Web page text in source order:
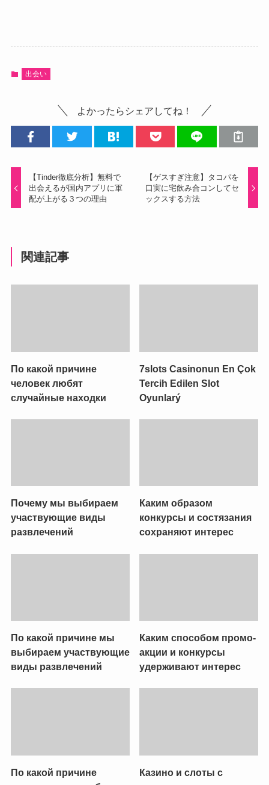
出会い
よかったらシェアしてね！
【Tinder徹底分析】無料で
出会えるが国内アプリに軍
配が上がる３つの理由
【ゲスすぎ注意】タコパを
口実に宅飲み合コンしてセ
ックスする方法
関連記事
По какой причине
человек любят
случайные находки
7slots Casinonun En Çok
Tercih Edilen Slot
Oyunlarý
Почему мы выбираем
участвующие виды
развлечений
Каким образом
конкурсы и состязания
сохраняют интерес
По какой причине мы
выбираем участвующие
виды развлечений
Каким способом промо-
акции и конкурсы
удерживают интерес
По какой причине
Казино и слоты с